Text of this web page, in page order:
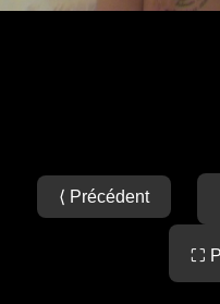
⟨ Précédent
⛶